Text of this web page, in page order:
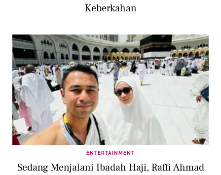
Keberkahan
ENTERTAINMENT
Sedang Menjalani Ibadah Haji, Raffi Ahmad